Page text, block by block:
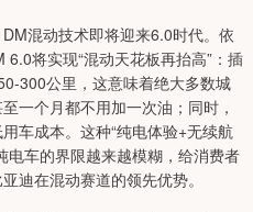
混动技术即将迎来6.0时代。依
将实现“混动天花板再抬高”：插
300公里，这意味着绝大多数城
一个月都不用加一次油；同时，
车成本。这种“纯电体验+无续航
电车的界限越来越模糊，给消费者
迪在混动赛道的领先优势。